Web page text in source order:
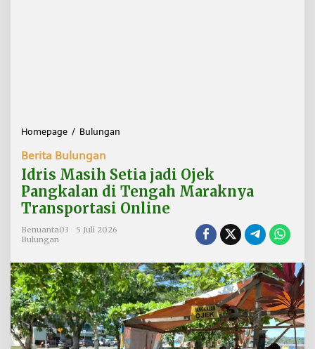
Homepage / Bulungan
i
s
M
a
e
t
i
a
j
a
d
Berita Bulungan
Idris Masih Setia jadi Ojek
Pangkalan di Tengah Maraknya
Transportasi Online
Benuanta03
5 Juli 2026
Bulungan